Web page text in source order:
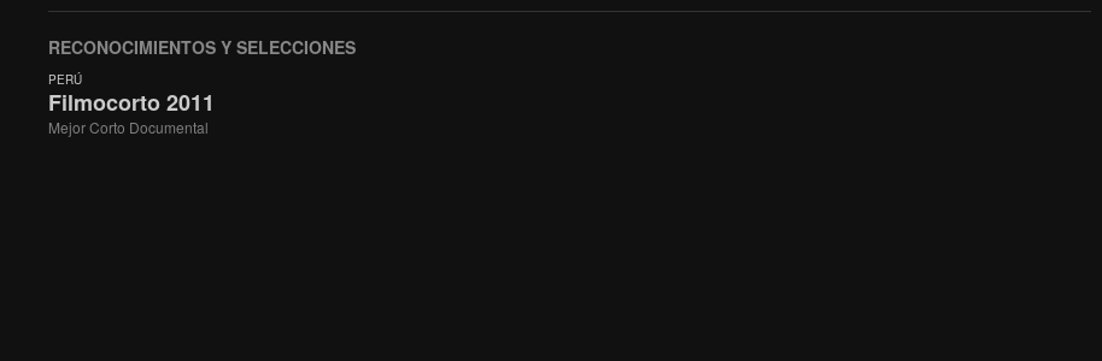
RECONOCIMIENTOS Y SELECCIONES
PERÚ
Filmocorto 2011
Mejor Corto Documental